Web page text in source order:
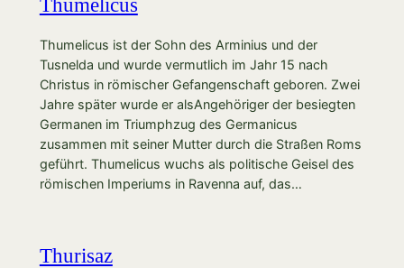
Thumelicus
Thumelicus ist der Sohn des Arminius und der
Tusnelda und wurde vermutlich im Jahr 15 nach
Christus in römischer Gefangenschaft geboren. Zwei
Jahre später wurde er alsAngehöriger der besiegten
Germanen im Triumphzug des Germanicus
zusammen mit seiner Mutter durch die Straßen Roms
geführt. Thumelicus wuchs als politische Geisel des
römischen Imperiums in Ravenna auf, das…
Thurisaz